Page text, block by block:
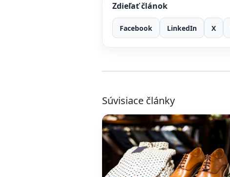
Zdieľať článok
Facebook LinkedIn X
Súvisiace články